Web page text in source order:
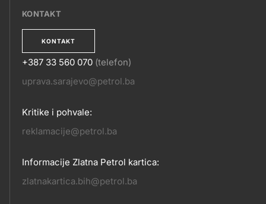
KONTAKT
KONTAKT
KONTAKT
+387 33 560 070 (telefon)
uprava.sarajevo@petrol.ba
Kritike i pohvale:
reklamacije@petrol.ba
Informacije Zlatna Petrol kartica:
zlatnakartica.bih@petrol.ba